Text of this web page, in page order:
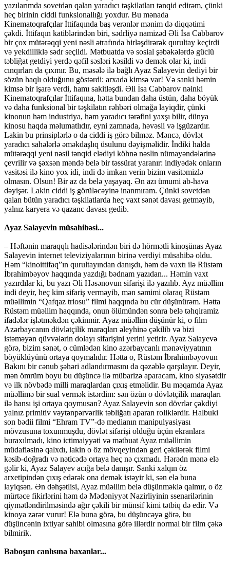
yazılarımda sovetdən qalan yaradıcı təşkilatları tənqid edirəm, çünki
heç birinin ciddi funksionallığı yoxdur. Bu mənada
Kinematoqrafçılar İttifaqında baş verənlər mənim də diqqətimi
çəkdi. İttifaqın katiblərindən biri, sədrliyə namizəd Əli İsa Cabbarov
bir çox mütərəqqi yeni nəsli ətrafında birləşdirərək qurultay keçirdi
və yekdilliklə sədr seçildi. Mətbuatda və sosial şəbəkələrdə güclü
təbliğat getdiyi yerdə qəfil səsləri kəsildi və demək olar ki, indi
cınqırları da çıxmır. Bu, məsələ ilə bağlı Ayaz Salayevin dediyi bir
sözün haqlı olduğunu göstərdi: arxada kimsə var! Və sanki həmin
kimsə bir işarə verdi, hamı sakitləşdi. Əli İsa Cabbarov nəinki
Kinematoqrafçılar İttifaqına, hətta bundan daha üstün, daha böyük
və daha funksional bir təşkilatın rəhbəri olmağa layiqdir, çünki
kinonun həm industriya, həm yaradıcı tərəfini yaxşı bilir, dünya
kinosu haqda məlumatlıdır, eyni zamnada, həvəsli və işgüzardır.
Lakin bu prinsiplərlə o da ciddi iş görə bilməz. Məncə, dövlət
yaradıcı sahələrlə əməkdaşlıq üsulunu dəyişməlidir. İndiki halda
mütərəqqi yeni nəsil tənqid elədiyi köhnə nəslin nümayəndələrinə
çevrilir və şəxsən məndə belə bir təssürat yaranır: indiyədək onların
vasitəsi ilə kino yox idi, indi də imkan verin bizim vasitəmizlə
olmasın. Olsun! Bir az da belə yaşayaq. Ən azı ümumi ab-hava
dəyişər. Lakin ciddi iş görüləcəyinə inanmıram. Çünki sovetdən
qalan bütün yaradıcı təşkilatlarda heç vaxt sənət davası getməyib,
yalnız karyera və qazanc davası gedib.
Ayaz Salayevin müsahibəsi...
– Həftənin maraqqlı hadisələrindən biri də hörmətli kinoşünas Ayaz
Salayevin internet televiziyalarının birinə verdiyi müsahibə oldu.
Həm “kinoittifaq”ın qurultayından danışdı, həm də vaxtı ilə Rüstəm
İbrahimbəyov haqqında yazdığı bədnam yazıdan... Həmin vaxt
yazırdılar ki, bu yazı Əli Həsənovun sifarişi ilə yazılıb. Ayz müəllim
indi deyir, heç kim sifariş verməyib, mən səmimi olaraq Rüstəm
müəllimin “Qafqaz triosu” filmi haqqında bu cür düşünürəm. Hətta
Rüstəm müəllim haqqında, onun ölümündən sonra belə təhqiramiz
ifadələr işlətməkdən çəkinmir. Ayaz müəllim düşünür ki, o film
Azərbaycanın dövlətçilik maraqları əleyhinə çəkilib və bizi
istəməyən qüvvələrin dolayı sifarişini yerini yetirir. Ayaz Salayevə
görə, bizim sənət, o cümlədən kino azərbaycanlı mənəviyyatının
böyüklüyünü ortaya qoymalıdır. Hətta o, Rüstəm İbrahimbəyovun
Bakını bir cənub şəhəri adlandırmasını da qəzəblə qarşılayır. Deyir,
mən ömrüm boyu bu düşüncə ilə mübarizə aparacam, kino siyasətdir
və ilk növbədə milli maraqlardan çıxış etməlidir. Bu məqamda Ayaz
müəllimə bir sual vermək istərdim: sən özün o dövlətçilik maraqları
ilə hansı işi ortaya qoymusan? Ayaz Salayevin son dövrlər çəkdiyi
yalnız primitiv vəytənpərvərlik təbliğatı aparan roliklərdir. Halbuki
son bədii filmi “Ehram TV”-də medianın manipulyasiyası
mövzusuna toxunmuşdu, dövlət sifarişi olduğu üçün ekranlara
buraxılmadı, kino ictimaiyyəti və mətbuat Ayaz müəllimin
müdafiəsinə qalxdı, lakin o öz mövqeyindən geri çəkilərək filmi
kəsib-doğradı və nəticədə ortaya heç nə çıxmadı. Hərədn mənə elə
gəlir ki, Ayaz Salayev acığa belə danışır. Sanki xalqın öz
arxetipindən çıxış edərək ona demək istəyir ki, sən elə buna
layiqsən. Ən dəhşətlisi, Ayaz müəllim belə düşünməklə qalmır, o öz
mürtəce fikirlərini həm də Mədəniyyət Nazirliyinin ssenarilərinin
qiymətləndirilməsində ağır çəkili bir münsif kimi tətbiq də edir. Və
kinoya zərər vurur! Elə buna görə, bu düşüncəyə görə, bu
düşüncənin ixtiyar sahibi olmasına görə illərdir normal bir film çəkə
bilmirik.
Baboşun canlısına baxanlar...